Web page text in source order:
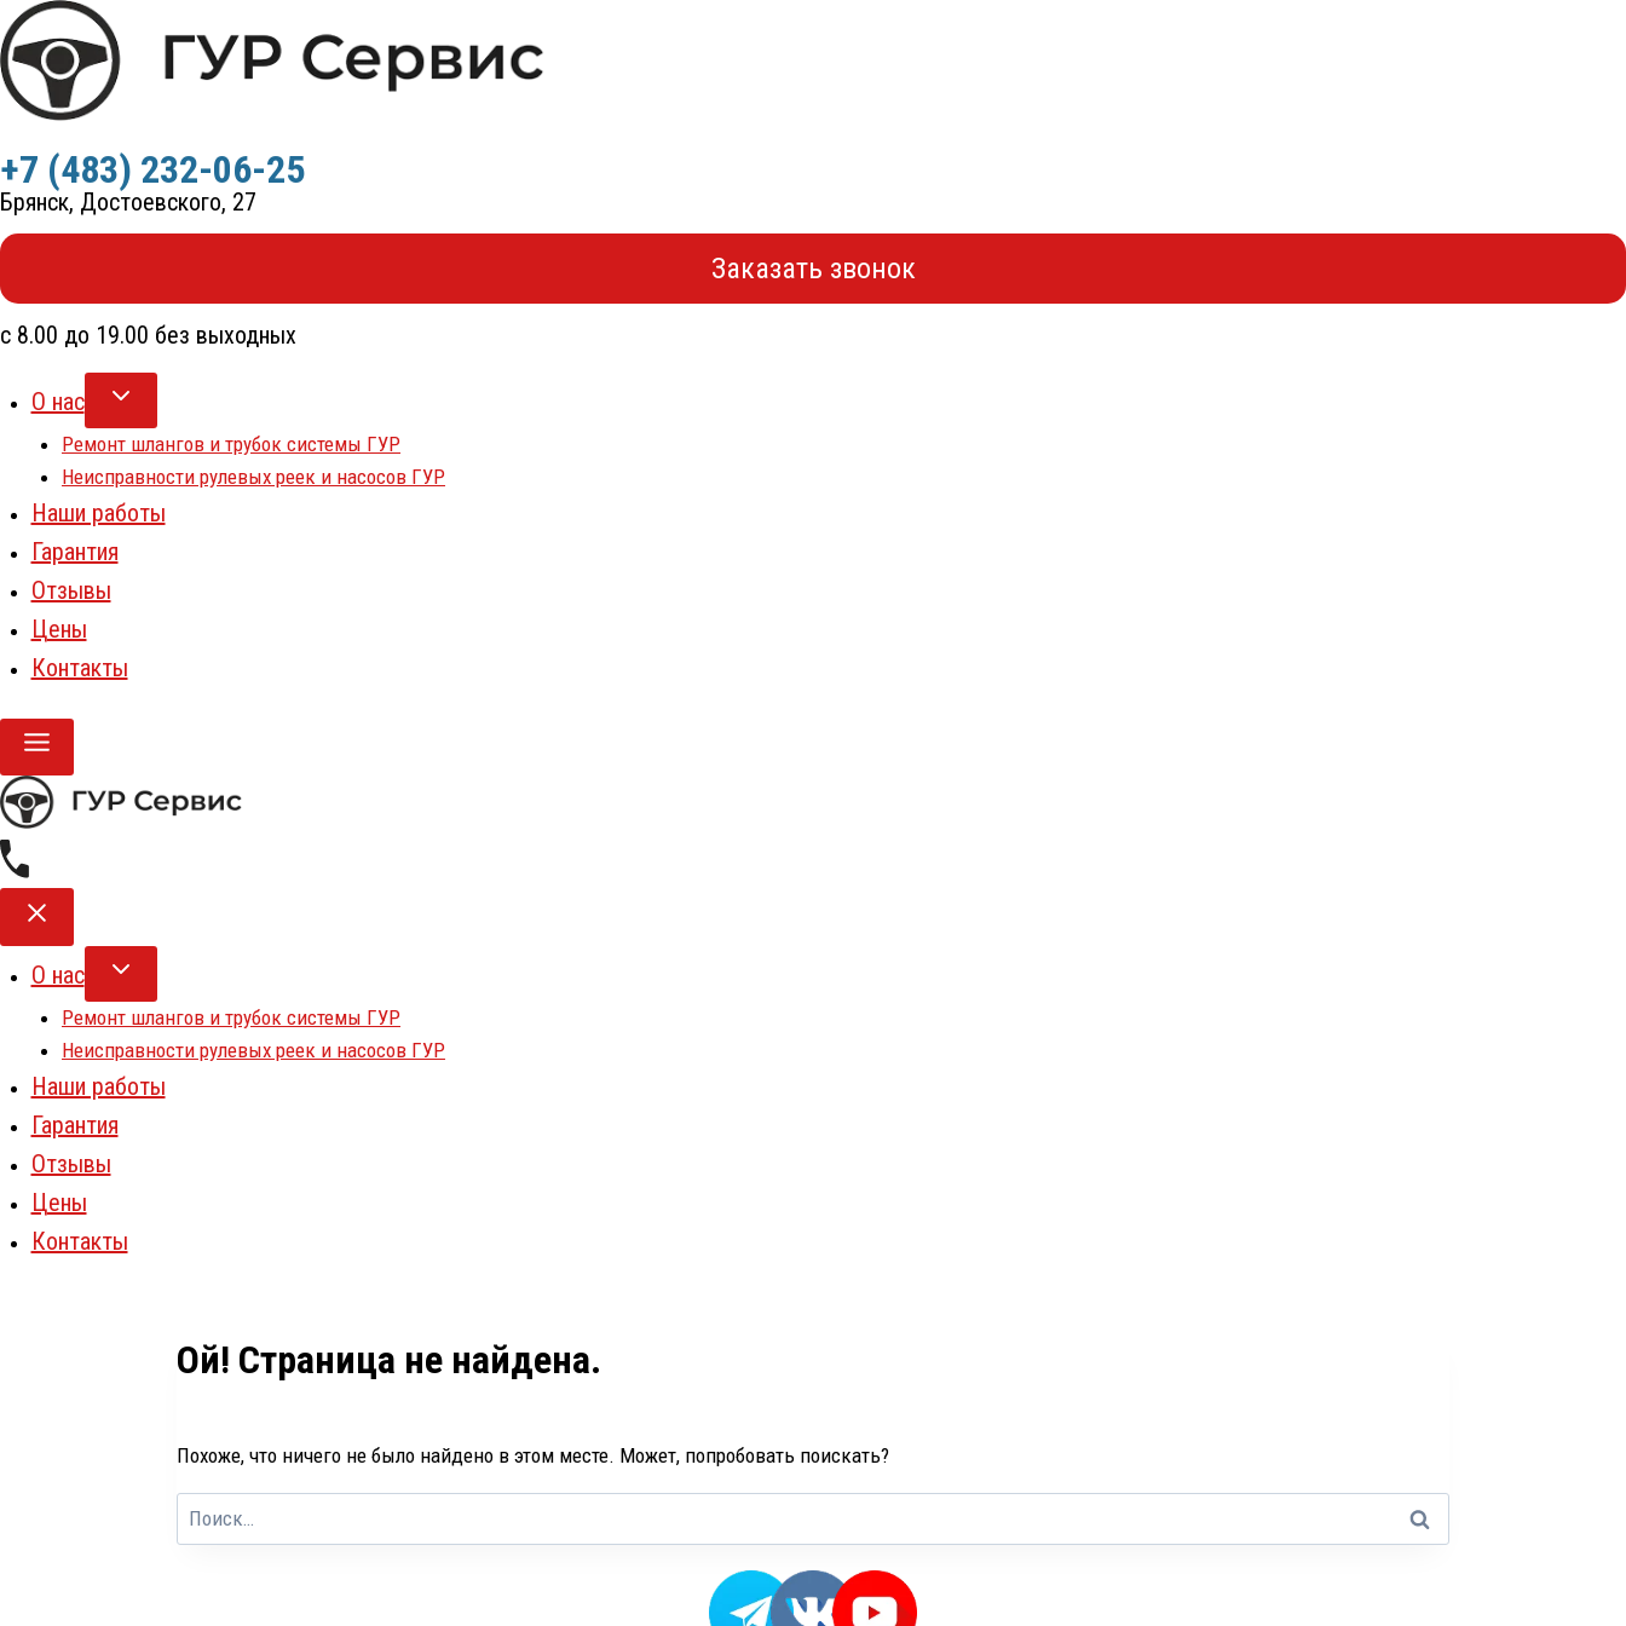
Перейти
к
содержимому
+7 (483) 232-06-25
Брянск, Достоевского, 27
Заказать звонок
с 8.00 до 19.00 без выходных
О нас
Ремонт шлангов и трубок системы ГУР
Неисправности рулевых реек и насосов ГУР
Наши работы
Гарантия
Отзывы
Цены
Контакты
О нас
Ремонт шлангов и трубок системы ГУР
Неисправности рулевых реек и насосов ГУР
Наши работы
Гарантия
Отзывы
Цены
Контакты
Ой! Страница не найдена.
Похоже, что ничего не было найдено в этом месте. Может, попробовать поискать?
Найти: